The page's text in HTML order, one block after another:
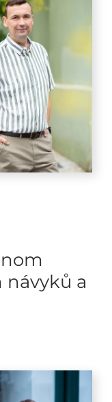
návyků a